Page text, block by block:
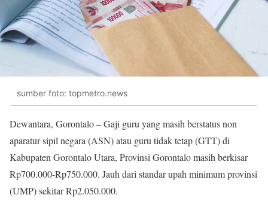
sumber foto: topmetro.news
Dewantara, Gorontalo – Gaji guru yang masih berstatus non
aparatur sipil negara (ASN) atau guru tidak tetap (GTT) di
Kabupaten Gorontalo Utara, Provinsi Gorontalo masih berkisar
Rp700.000-Rp750.000. Jauh dari standar upah minimum provinsi
(UMP) sekitar Rp2.050.000.